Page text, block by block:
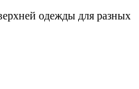
одежды для разных